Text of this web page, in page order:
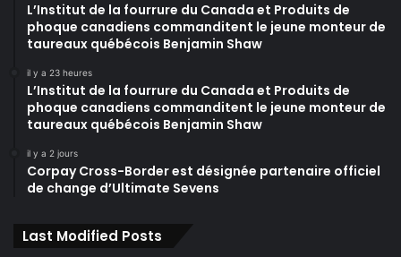
L’Institut de la fourrure du Canada et Produits de
phoque canadiens commanditent le jeune monteur de
taureaux québécois Benjamin Shaw
il y a 23 heures
L’Institut de la fourrure du Canada et Produits de
phoque canadiens commanditent le jeune monteur de
taureaux québécois Benjamin Shaw
il y a 2 jours
Corpay Cross-Border est désignée partenaire officiel
de change d’Ultimate Sevens
Last Modified Posts